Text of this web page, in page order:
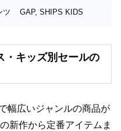
ツ GAP, SHIPS KIDS
・キッズ別セールの
幅広いジャンルの商品が
新作から定番アイテムま